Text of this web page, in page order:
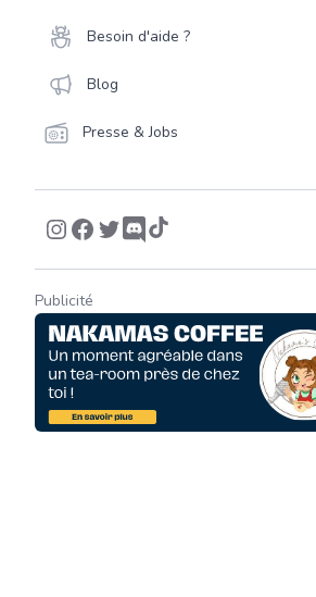
Besoin d'aide ?
Blog
Presse & Jobs
Publicité